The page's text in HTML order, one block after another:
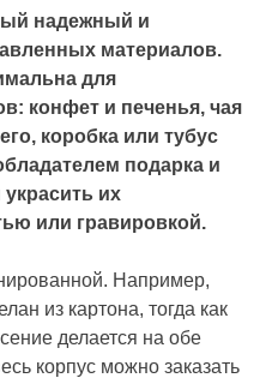
надежный и
материалов.
для
конфет и печенья, чая
коробка или тубус
подарка и
их
или гравировкой.
Например,
из картона, тогда как
делается на обе
корпус можно заказать